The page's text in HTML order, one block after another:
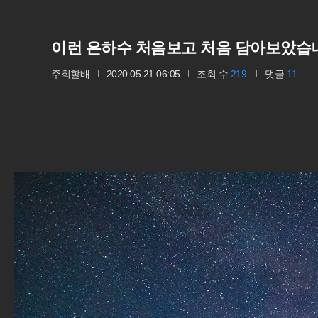
이런 은하수 처음보고 처음 담아보았습
주희할배 2020.05.21 06:05 조회 수 219 댓글 11